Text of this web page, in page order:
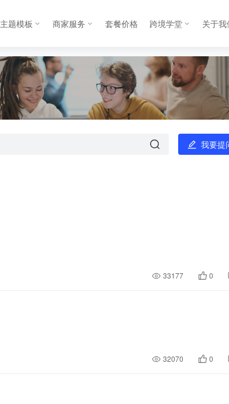
主题模板 商家服务 套餐价格 跨境学堂 关于我
我要提
33177 0
32070 0